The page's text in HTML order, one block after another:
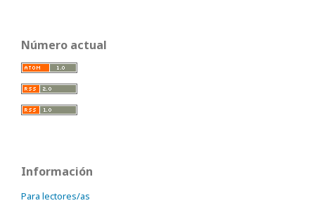
Número actual
Información
Para lectores/as